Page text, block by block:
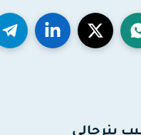
بنرحالي